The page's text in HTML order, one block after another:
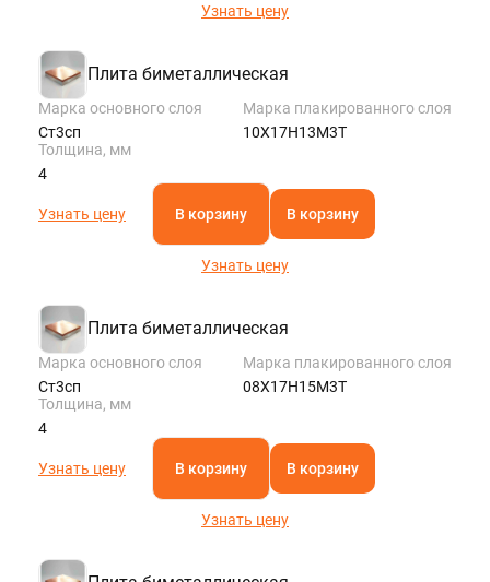
Узнать цену
Плита биметаллическая
Марка основного слоя
Ст3сп
Марка плакированного слоя
10Х17Н13М3Т
Толщина, мм
4
Узнать цену В корзину В корзину
Узнать цену
Плита биметаллическая
Марка основного слоя
Ст3сп
Марка плакированного слоя
08Х17Н15М3Т
Толщина, мм
4
Узнать цену В корзину В корзину
Узнать цену